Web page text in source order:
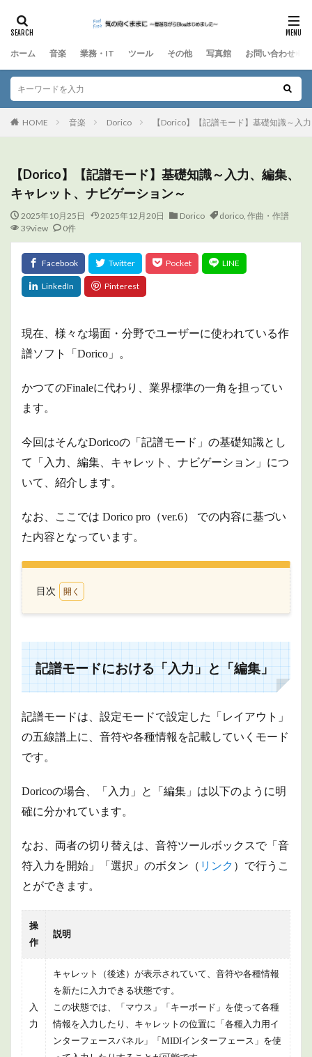
ホーム 音楽 業務・IT ツール その他 写真館 お問い合わせ
HOME 音楽 Dorico 【Dorico】【記譜モード】基礎知識～入
【Dorico】【記譜モード】基礎知識～入力、編集、
キャレット、ナビゲーション～
2025年10月25日 2025年12月20日 Dorico dorico, 作曲・作譜
39view
0件
現在、様々な場面・分野でユーザーに使われている作
譜ソフト「Dorico」。
かつてのFinaleに代わり、業界標準の一角を担ってい
ます。
今回はそんなDoricoの「記譜モード」の基礎知識とし
て「入力、編集、キャレット、ナビゲーション」につ
いて、紹介します。
なお、ここでは Dorico pro（ver.6） での内容に基づい
た内容となっています。
目次
ドに
おけ
る
「入
と
「編
集」
2
トと
は
「入
力」
の操
作
編集
の操
作
ナビ
ゲー
ショ
商品
記譜モードにおける「入力」と「編集」
記譜モードは、設定モードで設定した「レイアウト」
の五線譜上に、音符や各種情報を記載していくモード
です。
Doricoの場合、「入力」と「編集」は以下のように明
確に分かれています。
なお、両者の切り替えは、音符ツールボックスで「音
符入力を開始」「選択」のボタン（ リンク ）で行うこ
とができます。
操
作
説明
入
力
キャレット（後述）が表示されていて、音符や各種情報
を新たに入力できる状態です。
この状態では、「マウス」「キーボード」を使って各種
情報を入力したり、キャレットの位置に「各種入力用イ
ンターフェースパネル」「MIDIインターフェース」を使